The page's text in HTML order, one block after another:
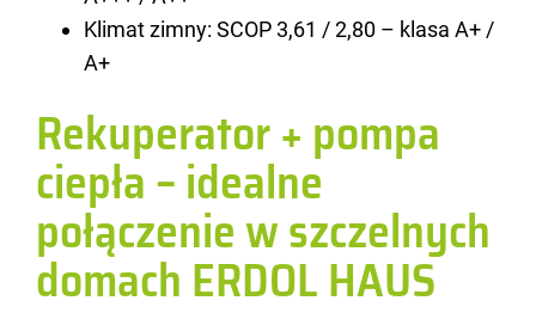
Klimat zimny: SCOP 3,61 / 2,80 – klasa A+ /
A+
Rekuperator + pompa
ciepła – idealne
połączenie w szczelnych
domach ERDOL HAUS